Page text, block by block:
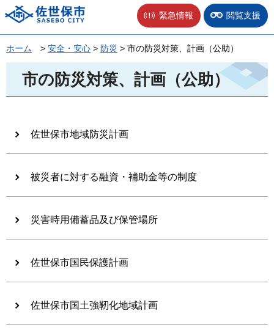
佐世保市 緊急情報 閲覧支援
ホーム > 安全・安心 > 防災 > 市の防災対策、計画（公助）
市の防災対策、計画（公助）
佐世保市地域防災計画
被災者に対する融資・補助金等の制度
災害時用備蓄品及び保管場所
佐世保市国民保護計画
佐世保市国土強靭化地域計画